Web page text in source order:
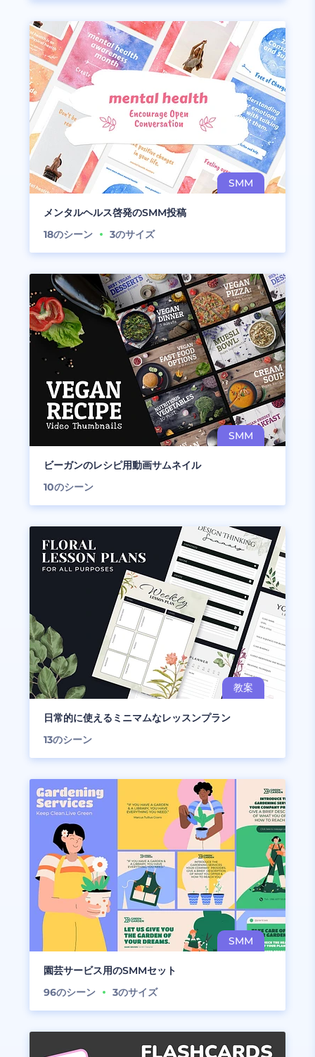
メンタルヘルス啓発のSMM投稿
18のシーン 3のサイズ
ビーガンのレシピ用動画サムネイル
10のシーン
日常的に使えるミニマムなレッスンプラン
13のシーン
園芸サービス用のSMMセット
96のシーン 3のサイズ